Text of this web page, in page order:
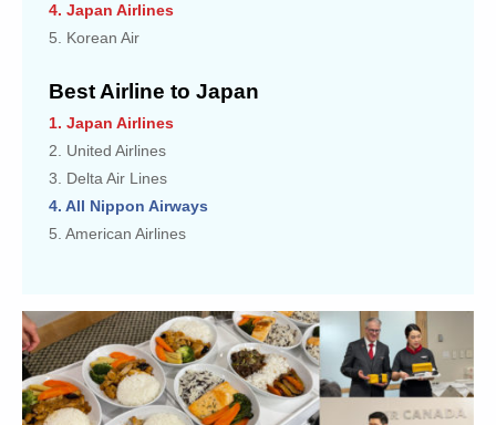
4. Japan Airlines
5. Korean Air
Best Airline to Japan
1. Japan Airlines
2. United Airlines
3. Delta Air Lines
4. All Nippon Airways
5. American Airlines